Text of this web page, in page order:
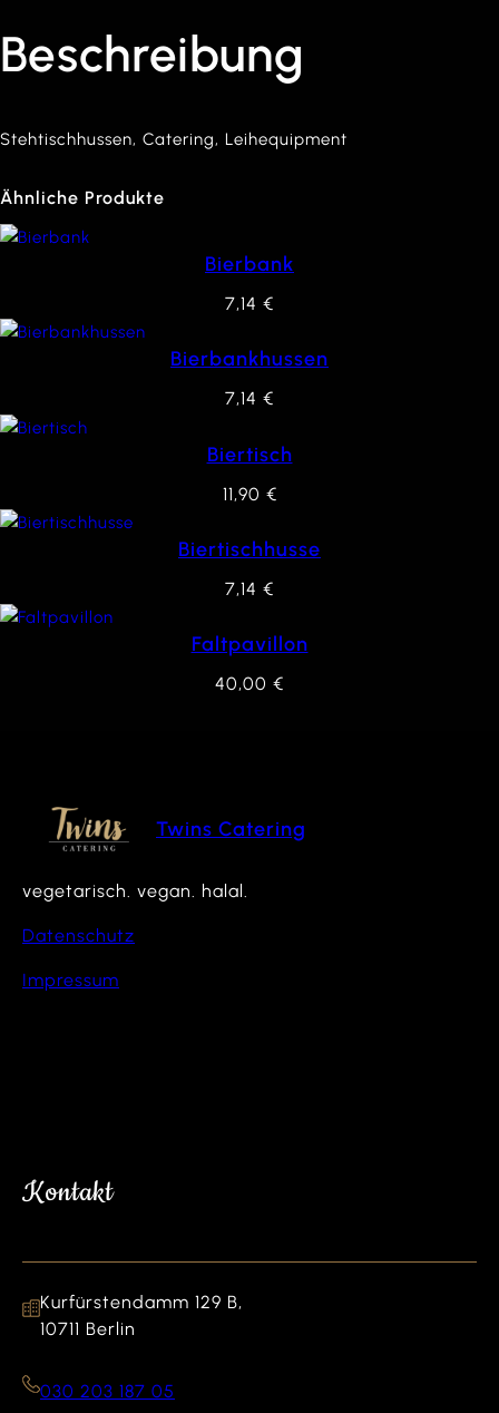
Beschreibung
Stehtischhussen, Catering, Leihequipment
Ähnliche Produkte
Bierbank
7,14 €
Bierbankhussen
7,14 €
Biertisch
11,90 €
Biertischhusse
7,14 €
Faltpavillon
40,00 €
Twins Catering
vegetarisch. vegan. halal.
Datenschutz
Impressum
Kontakt
Kurfürstendamm 129 B,
10711 Berlin
030 203 187 05